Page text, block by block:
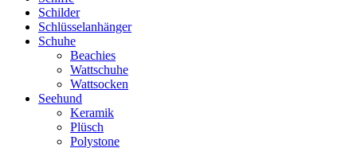
Schilder
Schlüsselanhänger
Schuhe
Beachies
Wattschuhe
Wattsocken
Seehund
Keramik
Plüsch
Polystone